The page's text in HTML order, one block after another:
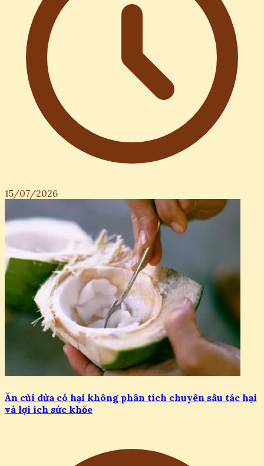
15/07/2026
Ăn cùi dừa có hại không phân tích chuyên sâu tác hại
và lợi ích sức khỏe